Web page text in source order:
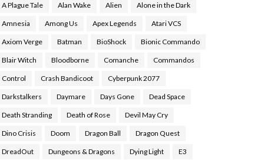
A Plague Tale Alan Wake Alien Alone in the Dark
Amnesia Among Us Apex Legends Atari VCS
Axiom Verge Batman BioShock Bionic Commando
Blair Witch Bloodborne Comanche Commandos
Control Crash Bandicoot Cyberpunk 2077
Darkstalkers Daymare Days Gone Dead Space
Death Stranding Death of Rose Devil May Cry
Dino Crisis Doom Dragon Ball Dragon Quest
DreadOut Dungeons & Dragons Dying Light E3